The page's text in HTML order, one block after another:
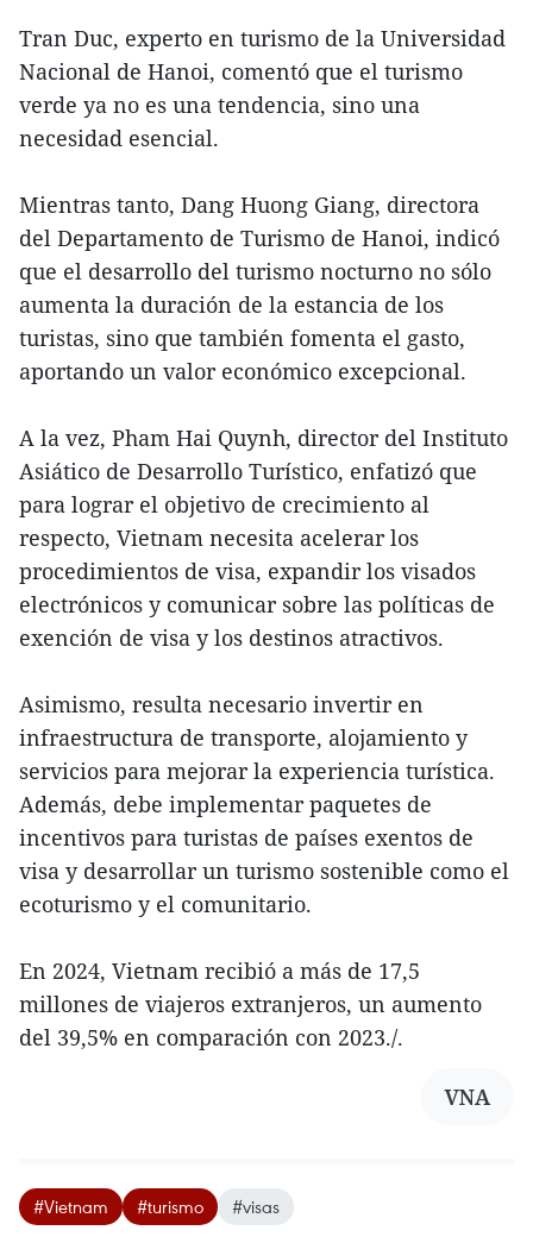
Tran Duc, experto en turismo de la Universidad
Nacional de Hanoi, comentó que el turismo
verde ya no es una tendencia, sino una
necesidad esencial.
Mientras tanto, Dang Huong Giang, directora
del Departamento de Turismo de Hanoi, indicó
que el desarrollo del turismo nocturno no sólo
aumenta la duración de la estancia de los
turistas, sino que también fomenta el gasto,
aportando un valor económico excepcional.
A la vez, Pham Hai Quynh, director del Instituto
Asiático de Desarrollo Turístico, enfatizó que
para lograr el objetivo de crecimiento al
respecto, Vietnam necesita acelerar los
procedimientos de visa, expandir los visados
electrónicos y comunicar sobre las políticas de
exención de visa y los destinos atractivos.
Asimismo, resulta necesario invertir en
infraestructura de transporte, alojamiento y
servicios para mejorar la experiencia turística.
Además, debe implementar paquetes de
incentivos para turistas de países exentos de
visa y desarrollar un turismo sostenible como el
ecoturismo y el comunitario.
En 2024, Vietnam recibió a más de 17,5
millones de viajeros extranjeros, un aumento
del 39,5% en comparación con 2023./.
VNA
#Vietnam #turismo #visas